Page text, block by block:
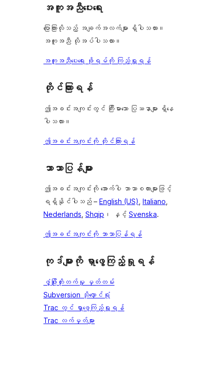
အကူအညီပေးရေး
ပြောကြားလိုသည့် အချက်အလက်များ ရှိပါသလား။
အကူအညီ လိုအပ်ပါသလား။
အကူအညီပေးရေး ဖိုရမ်ကို ကြည့်ရှုရန်
တိုင်ကြားရန်
ဤအခင်းအကျင်းတွင် ကြီးမားသော ပြဿနာများ ရှိနေ
ပါသလား။
ဤအခင်းအကျင်းကို တိုင်ကြားရန်
ဘာသာပြန်များ
ဤအခင်းအကျင်းကို အောက်ပါ ဘာသာစကားများဖြင့်
ရရှိနိုင်ပါသည် – English (US), Italiano,
Nederlands, Shqip ၊ နှင့် Svenska.
ဤအခင်းအကျင်းကို ဘာသာပြန်ရန်
ကုဒ်များကို ရှာဖွေကြည့်ရှုရန်
ဖွံ့ဖြိုးတိုးတက်မှု မှတ်တမ်း
Subversion သိုလှောင်ရုံ
Trac တွင် ရှာဖွေကြည့်ရှုရန်
Trac လက်မှတ်များ